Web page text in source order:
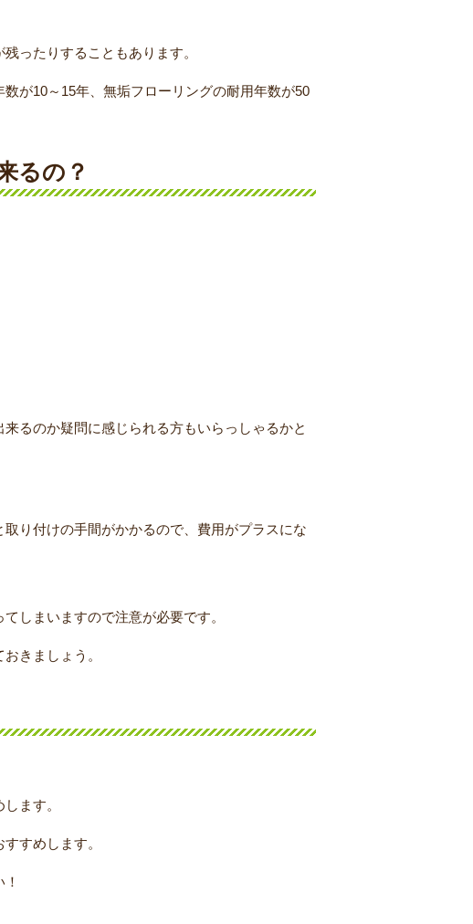
ったりすることもあります。
が10～15年、無垢フローリングの耐用年数が50
るの？
るのか疑問に感じられる方もいらっしゃるかと
り付けの手間がかかるので、費用がプラスにな
しまいますので注意が必要です。
きましょう。
ます。
すめします。